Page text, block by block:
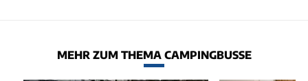
MEHR ZUM THEMA CAMPINGBUSSE